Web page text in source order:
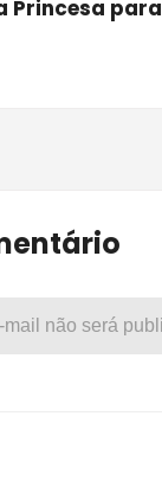
Princesa para
não será